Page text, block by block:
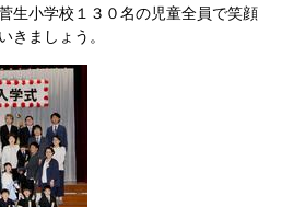
生小学校１３０名の児童全員で笑顔
きましょう。